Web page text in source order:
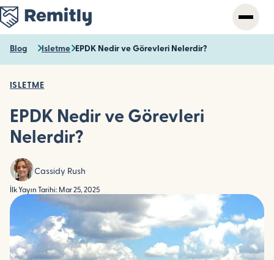
Skip
to
main
content
Blog Isletme EPDK Nedir ve Görevleri Nelerdir?
ISLETME
EPDK Nedir ve Görevleri
Nelerdir?
Cassidy Rush
İlk Yayın Tarihi: Mar 25, 2025